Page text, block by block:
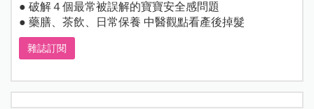
● 破解４個最常被誤解的寶寶安全感問題
● 藥膳、茶飲、日常保養 中醫觀點看產後掉髮
雜誌訂閱